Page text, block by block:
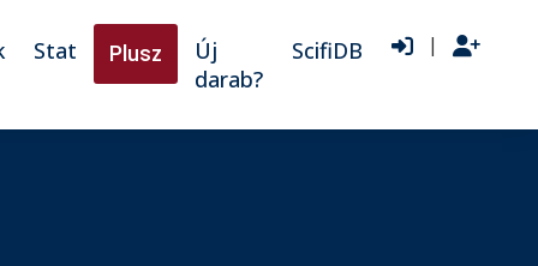
Stat Plusz
Új
darab?
ScifiDB |